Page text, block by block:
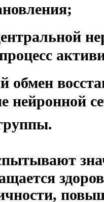
обмен
нейронной